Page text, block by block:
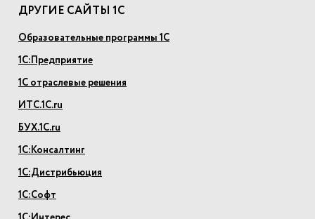
ДРУГИЕ САЙТЫ 1С
Образовательные программы 1С
1С:Предприятие
1С отраслевые решения
ИТС.1С.ru
БУХ.1С.ru
1С:Консалтинг
1С:Дистрибьюция
1С:Софт